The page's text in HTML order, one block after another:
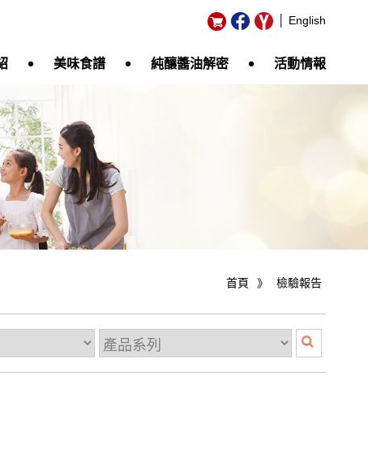
│ English
‧ 美味食譜 ‧ 純釀醬油解密 ‧ 活動情報
檢驗報告
》
首頁